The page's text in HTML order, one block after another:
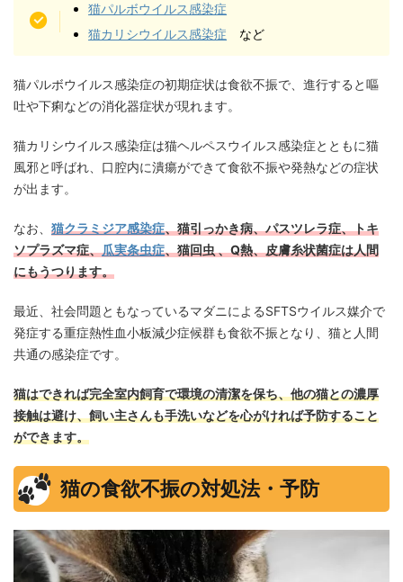
猫パルボウイルス感染症
猫カリシウイルス感染症 など
猫パルボウイルス感染症の初期症状は食欲不振で、進行すると嘔
吐や下痢などの消化器症状が現れます。
猫カリシウイルス感染症は猫ヘルペスウイルス感染症とともに猫
風邪と呼ばれ、口腔内に潰瘍ができて食欲不振や発熱などの症状
が出ます。
なお、 猫クラミジア感染症、猫引っかき病、パスツレラ症、トキ
ソプラズマ症、瓜実条虫症、猫回虫 、Q熱、皮膚糸状菌症は人間
にもうつります。
最近、社会問題ともなっているマダニによるSFTSウイルス媒介で
発症する重症熱性血小板減少症候群も食欲不振となり、猫と人間
共通の感染症です。
猫はできれば完全室内飼育で環境の清潔を保ち、他の猫との濃厚
接触は避け、飼い主さんも手洗いなどを心がければ予防すること
ができます。
猫の食欲不振の対処法・予防